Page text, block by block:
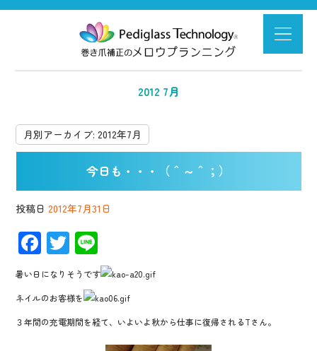
2012 7月
月別アーカイブ:2012年7月
今日も・・・（＾～＾；）
投稿日 2012年7月31日
F
ac
e
b
o
T
wi
tt
er
n
e
暑い日になりそうです
ネイルのお客様を
３年間の充電期間を経て、いよいよ秋から仕事に復帰されるTさん。